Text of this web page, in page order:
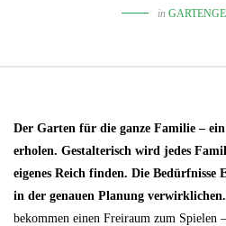
in
Der Garten für die ganze Familie –
erholen. Gestalterisch wird jedes
eigenes Reich finden. Die Bedürfnisse
in der genauen Planung verwirklichen.
bekommen einen Freiraum zum Spielen